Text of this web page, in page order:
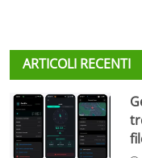
ARTICOLI RECENTI